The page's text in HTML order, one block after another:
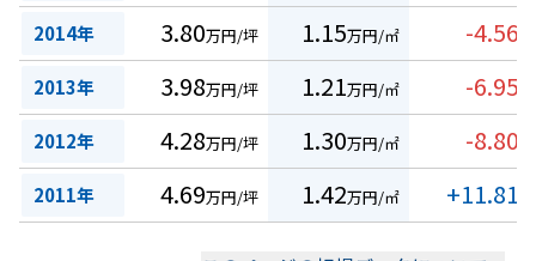
2014年 3.80万円/坪 1.15万円/㎡ -4.56
2013年 3.98万円/坪 1.21万円/㎡ -6.95
2012年 4.28万円/坪 1.30万円/㎡ -8.80
2011年 4.69万円/坪 1.42万円/㎡ +11.81